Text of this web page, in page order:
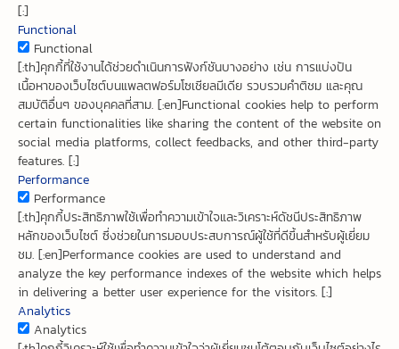
[:]
Functional
Functional
[:th]คุกกี้ที่ใช้งานได้ช่วยดำเนินการฟังก์ชันบางอย่าง เช่น การแบ่งปัน
เนื้อหาของเว็บไซต์บนแพลตฟอร์มโซเชียลมีเดีย รวบรวมคำติชม และคุณ
สมบัติอื่นๆ ของบุคคลที่สาม. [:en]Functional cookies help to perform
certain functionalities like sharing the content of the website on
social media platforms, collect feedbacks, and other third-party
features. [:]
Performance
Performance
[:th]คุกกี้ประสิทธิภาพใช้เพื่อทำความเข้าใจและวิเคราะห์ดัชนีประสิทธิภาพ
หลักของเว็บไซต์ ซึ่งช่วยในการมอบประสบการณ์ผู้ใช้ที่ดีขึ้นสำหรับผู้เยี่ยม
ชม. [:en]Performance cookies are used to understand and
analyze the key performance indexes of the website which helps
in delivering a better user experience for the visitors. [:]
Analytics
Analytics